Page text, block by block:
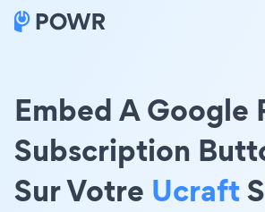
Embed A Google
Subscription
Sur Votre Ucraft